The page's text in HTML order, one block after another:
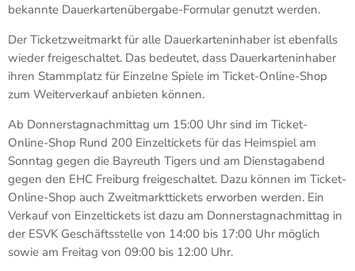
bekannte Dauerkartenübergabe-Formular genutzt werden.
Der Ticketzweitmarkt für alle Dauerkarteninhaber ist ebenfalls
wieder freigeschaltet. Das bedeutet, dass Dauerkarteninhaber
ihren Stammplatz für Einzelne Spiele im Ticket-Online-Shop
zum Weiterverkauf anbieten können.
Ab Donnerstagnachmittag um 15:00 Uhr sind im Ticket-
Online-Shop Rund 200 Einzeltickets für das Heimspiel am
Sonntag gegen die Bayreuth Tigers und am Dienstagabend
gegen den EHC Freiburg freigeschaltet. Dazu können im Ticket-
Online-Shop auch Zweitmarkttickets erworben werden. Ein
Verkauf von Einzeltickets ist dazu am Donnerstagnachmittag in
der ESVK Geschäftsstelle von 14:00 bis 17:00 Uhr möglich
sowie am Freitag von 09:00 bis 12:00 Uhr.